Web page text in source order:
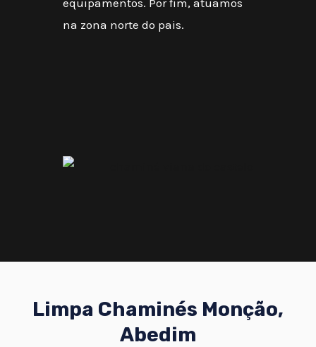
equipamentos. Por fim, atuamos
na zona norte do pais.
Limpa Chaminés Monção,
Abedim